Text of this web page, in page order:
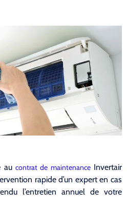
au contrat de maintenanceInvertair
rapide d’un expert en cas
l’entretien annuel de votre